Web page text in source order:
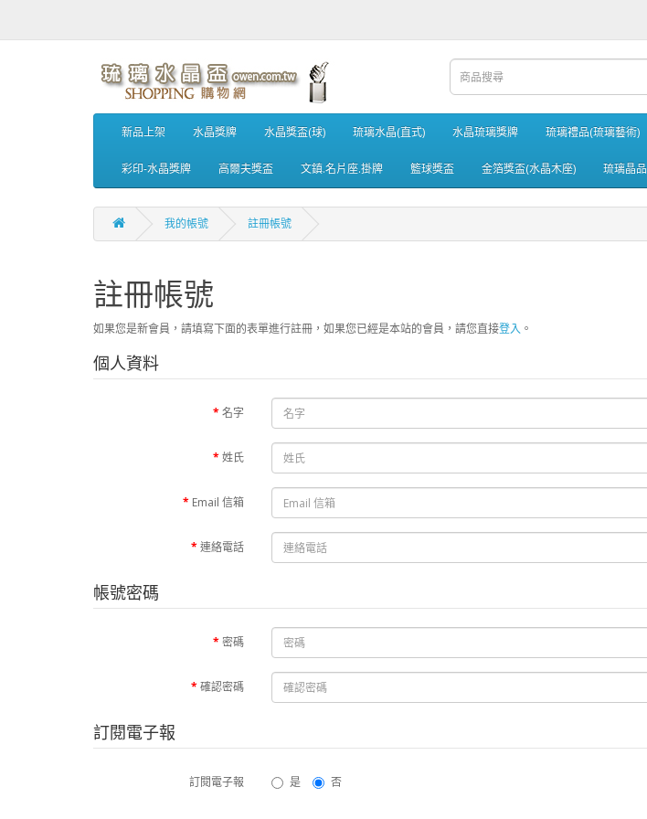
新品上架 水晶獎牌 水晶獎盃(球) 琉璃水晶(直式) 水晶琉璃獎牌 琉璃禮品(琉璃藝術)
彩印-水晶獎牌 高爾夫獎盃 文鎮.名片座.掛牌 籃球獎盃 金箔獎盃(水晶木座) 琉璃晶品
我的帳號 註冊帳號
註冊帳號
如果您是新會員，請填寫下面的表單進行註冊，如果您已經是本站的會員，請您直接登入 。
個人資料
名字
姓氏
Email 信箱
連絡電話
帳號密碼
密碼
確認密碼
訂閱電子報
訂閱電子報 是 否